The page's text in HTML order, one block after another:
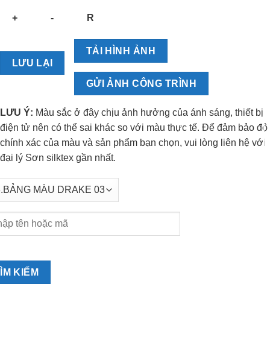
LƯU LẠI
TẢI HÌNH ẢNH
GỬI ẢNH CÔNG TRÌNH
LƯU Ý: Màu sắc ở đây chịu ảnh hưởng của ánh sáng, thiết bị
điện tử nên có thể sai khác so với màu thực tế. Để đảm bảo độ
chính xác của màu và sản phẩm bạn chọn, vui lòng liên hệ với
đại lý Sơn silktex gần nhất.